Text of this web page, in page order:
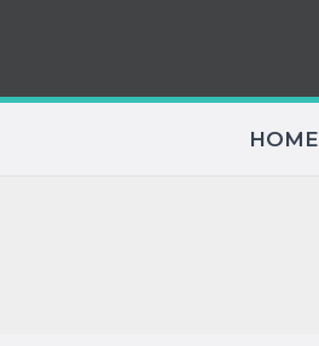
HOME